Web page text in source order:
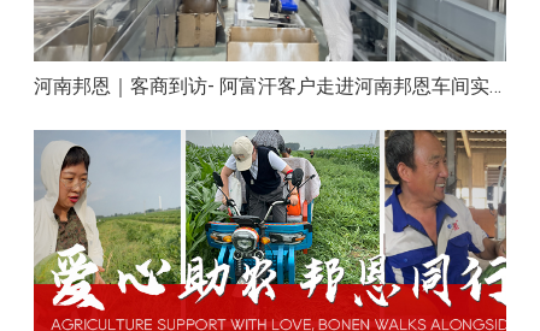
河南邦恩｜客商到访- 阿富汗客户走进河南邦恩车间实地洽谈合作